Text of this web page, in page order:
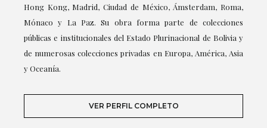
Hong Kong, Madrid, Ciudad de México, Ámsterdam, Roma,
Mónaco y La Paz. Su obra forma parte de colecciones
públicas e institucionales del Estado Plurinacional de Bolivia y
de numerosas colecciones privadas en Europa, América, Asia
y Oceanía.
VER PERFIL COMPLETO